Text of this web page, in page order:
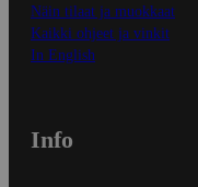
Näin tilaat ja muokkaat
Kaikki ohjeet ja vinkit
In English
Info